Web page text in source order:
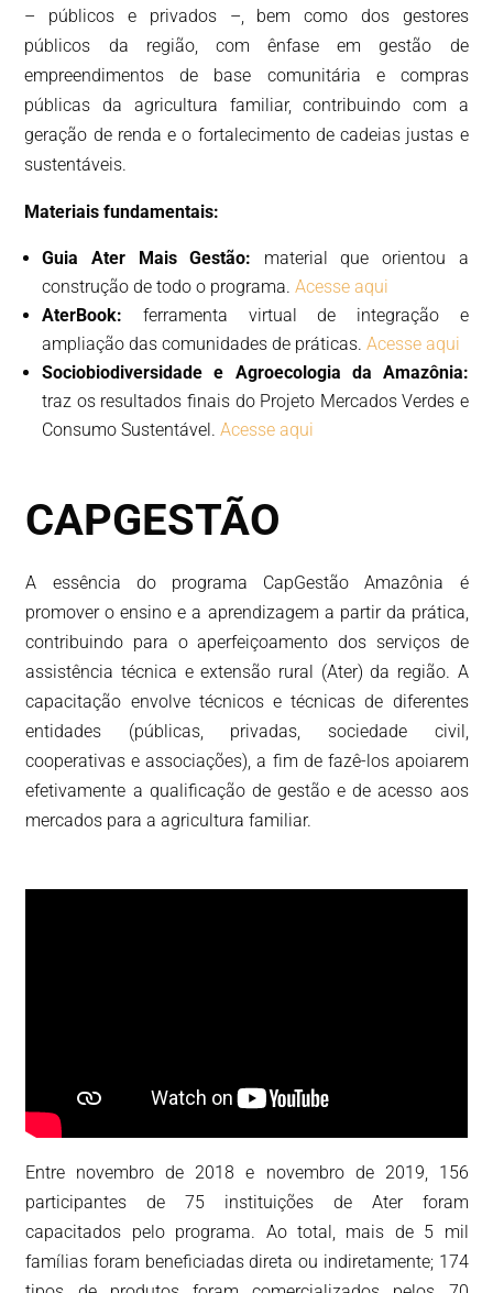
– públicos e privados –, bem como dos gestores
públicos da região, com ênfase em gestão de
empreendimentos de base comunitária e compras
públicas da agricultura familiar, contribuindo com a
geração de renda e o fortalecimento de cadeias justas e
sustentáveis.
Materiais fundamentais:
Guia Ater Mais Gestão: material que orientou a
construção de todo o programa. Acesse aqui
AterBook: ferramenta virtual de integração e
ampliação das comunidades de práticas.Acesse aqui
Sociobiodiversidade e Agroecologia da Amazônia:
traz os resultados finais do Projeto Mercados Verdes e
Consumo Sustentável. Acesse aqui
CAPGESTÃO
A essência do programa CapGestão Amazônia é
promover o ensino e a aprendizagem a partir da prática,
contribuindo para o aperfeiçoamento dos serviços de
assistência técnica e extensão rural (Ater) da região. A
capacitação envolve técnicos e técnicas de diferentes
entidades (públicas, privadas, sociedade civil,
cooperativas e associações), a fim de fazê-los apoiarem
efetivamente a qualificação de gestão e de acesso aos
mercados para a agricultura familiar.
Entre novembro de 2018 e novembro de 2019, 156
participantes de 75 instituições de Ater foram
capacitados pelo programa. Ao total, mais de 5 mil
famílias foram beneficiadas direta ou indiretamente; 174